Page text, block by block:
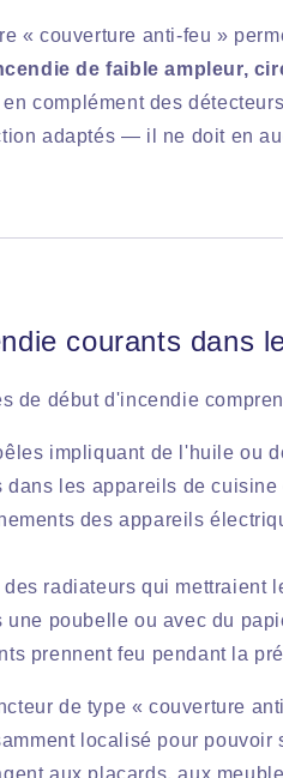
« couverture anti-feu »
de faible ampleur,
complément des
adaptés — il ne doit en
courants dans
de début d'incendie
impliquant de l'huile ou
dans les appareils de cuisine
des appareils
radiateurs qui mettraient
une poubelle ou avec du
prennent feu pendant la
de type « couverture
localisé pour
aux placards, aux